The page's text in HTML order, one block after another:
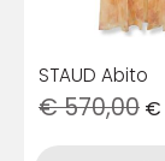
STAUD Abito
€570,00 €